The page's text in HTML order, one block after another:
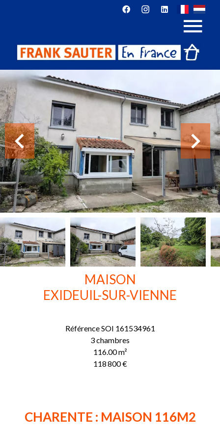
MAISON
EXIDEUIL-SUR-VIENNE
RéférenceSOI 161534961
3 chambres
116.00m²
118 800 €
CHARENTE : MAISON 116M2